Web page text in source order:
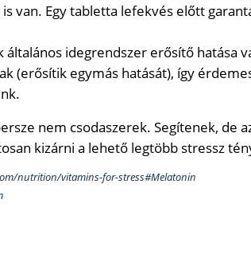
van. Egy tabletta lefekvés előtt
általános idegrendszer erősítő hatása
(erősítik egymás hatását), így
nem csodaszerek. Segítenek, de
kizárni a lehető legtöbb stressz
nutrition/vitamins-for-stress#Melatonin